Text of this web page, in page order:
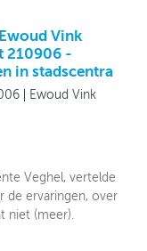
Vink
210906 -
in stadscentra
Ewoud Vink
Veghel, vertelde
de ervaringen, over
niet (meer).